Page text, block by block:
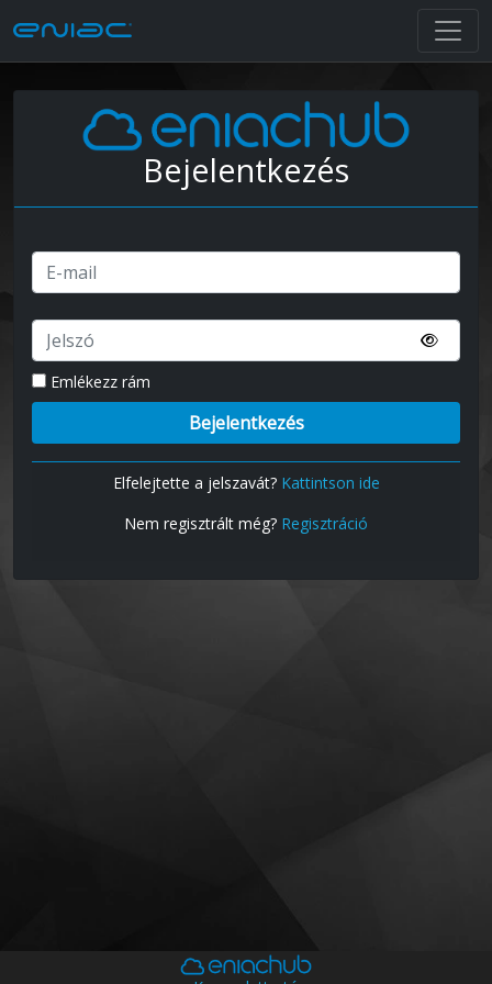
Bejelentkezés
Emlékezz rám
Elfelejtette a jelszavát? Kattintson ide
Nem regisztrált még? Regisztráció